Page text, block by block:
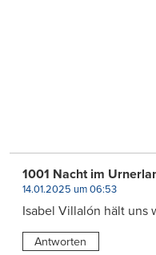
1001 Nacht im
14.01.2025 um 06:53
Isabel Villalón hält uns
Antworten